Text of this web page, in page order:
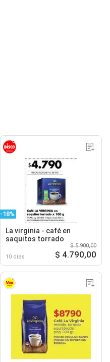
-18%
La virginia - café en
saquitos torrado
10 días
$ 5.900,00
$ 4.790,00